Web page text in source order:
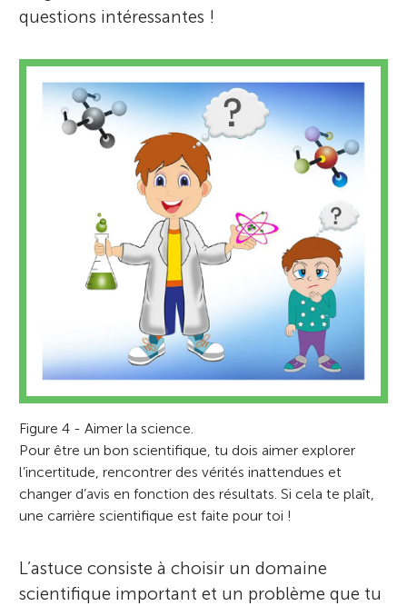
questions intéressantes !
Figure 4 - Aimer la science.
Pour être un bon scientifique, tu dois aimer explorer
l’incertitude, rencontrer des vérités inattendues et
changer d’avis en fonction des résultats. Si cela te plaît,
une carrière scientifique est faite pour toi !
L’astuce consiste à choisir un domaine
scientifique important et un problème que tu